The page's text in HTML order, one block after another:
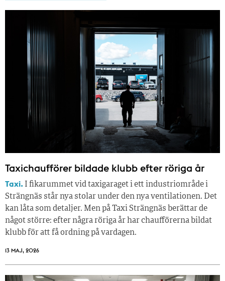
Taxichaufförer bildade klubb efter röriga år
Taxi. I fikarummet vid taxigaraget i ett industriområde i
Strängnäs står nya stolar under den nya ventilationen. Det
kan låta som detaljer. Men på Taxi Strängnäs berättar de
något större: efter några röriga år har chaufförerna bildat
klubb för att få ordning på vardagen.
13 MAJ, 2026